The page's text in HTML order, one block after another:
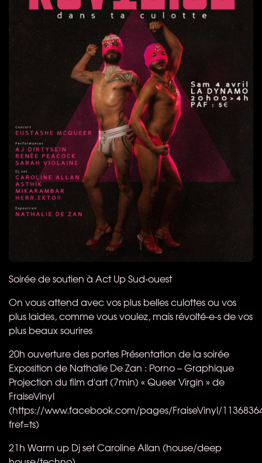
Soirée de soutien à Act Up Sud-ouest​
On vous attend avec vos plus belles culottes ou vos
plus laides, comme vous voulez, mais révolté-e-s de vos
plus beaux sourires
20h ouverture des portes Présentation de la soirée
Exposition de Nathalie De Zan : Porno – Graphique
Projection du film d'art (7min) « Queer Virgin » de
FraiseVinyl
(https://www.facebook.com/pages/FraiseVinyl/
fref=ts)
21h Warm up Dj set Caroline Allan (house/deep